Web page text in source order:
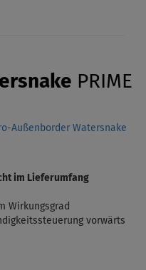
PRIME
Außenborder Watersnake
im Lieferumfang
Wirkungsgrad
vorwärts